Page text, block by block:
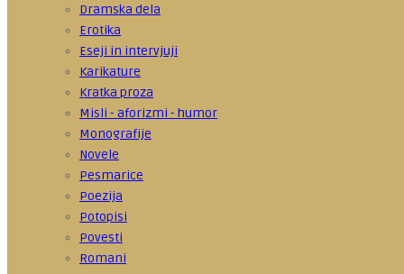
Dramska dela
Erotika
Eseji in intervjuji
Karikature
Kratka proza
Misli - aforizmi - humor
Monografije
Novele
Pesmarice
Poezija
Potopisi
Povesti
Romani